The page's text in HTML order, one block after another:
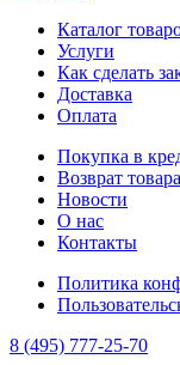
Каталог
Услуги
Как сделать
Доставка
Оплата
Покупка в
Возврат товара
Новости
О нас
Контакты
Политика
8 (495) 777-25-70